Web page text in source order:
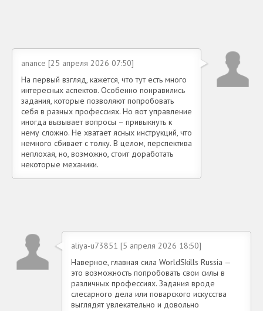
anance [25 апреля 2026 07:50]
На первый взгляд, кажется, что тут есть много
интересных аспектов. Особенно понравились
задания, которые позволяют попробовать
себя в разных профессиях. Но вот управление
иногда вызывает вопросы – привыкнуть к
нему сложно. Не хватает ясных инструкций, что
немного сбивает с толку. В целом, перспектива
неплохая, но, возможно, стоит доработать
некоторые механики.
aliya-u73851 [5 апреля 2026 18:50]
Наверное, главная сила WorldSkills Russia —
это возможность попробовать свои силы в
различных профессиях. Задания вроде
слесарного дела или поварского искусства
выглядят увлекательно и довольно